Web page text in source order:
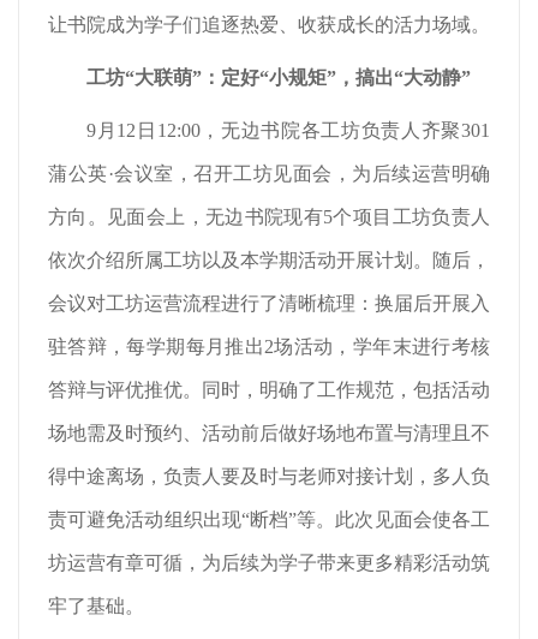
让书院成为学子们追逐热爱、收获成长的活力场域。
工坊“大联萌”：定好“小规矩”，搞出“大动静”
9月12日12:00，无边书院各工坊负责人齐聚301
蒲公英·会议室，召开工坊见面会，为后续运营明确
方向。见面会上，无边书院现有5个项目工坊负责人
依次介绍所属工坊以及本学期活动开展计划。随后，
会议对工坊运营流程进行了清晰梳理：换届后开展入
驻答辩，每学期每月推出2场活动，学年末进行考核
答辩与评优推优。同时，明确了工作规范，包括活动
场地需及时预约、活动前后做好场地布置与清理且不
得中途离场，负责人要及时与老师对接计划，多人负
责可避免活动组织出现“断档”等。此次见面会使各工
坊运营有章可循，为后续为学子带来更多精彩活动筑
牢了基础。